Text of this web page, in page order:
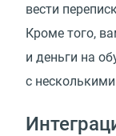
вести
Кроме того,
и деньги на
с